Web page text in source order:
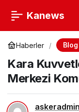
Kanews
Haberler Blog
Kara
Merkezi
askeradmin